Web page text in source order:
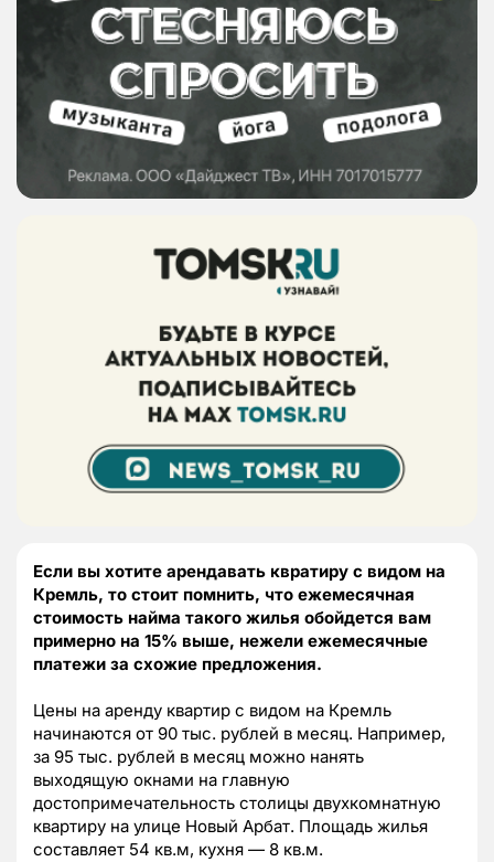
Если вы хотите арендавать квратиру с видом на
Кремль, то стоит помнить, что ежемесячная
стоимость найма такого жилья обойдется вам
примерно на 15% выше, нежели ежемесячные
платежи за схожие предложения.
Цены на аренду квартир с видом на Кремль
начинаются от 90 тыс. рублей в месяц. Например,
за 95 тыс. рублей в месяц можно нанять
выходящую окнами на главную
достопримечательность столицы двухкомнатную
квартиру на улице Новый Арбат. Площадь жилья
составляет 54 кв.м, кухня — 8 кв.м.